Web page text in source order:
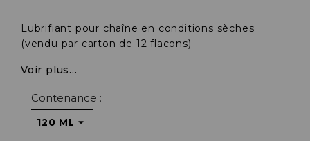
Lubrifiant pour chaîne en conditions sèches
(vendu par carton de 12 flacons)
Voir plus...
Contenance :